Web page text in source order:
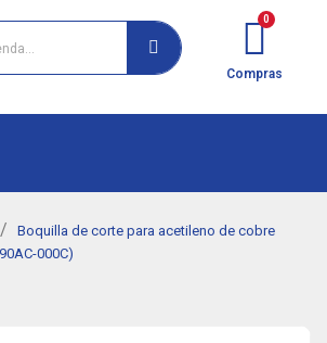
Compras
Boquilla de corte para acetileno de cobre
000C)